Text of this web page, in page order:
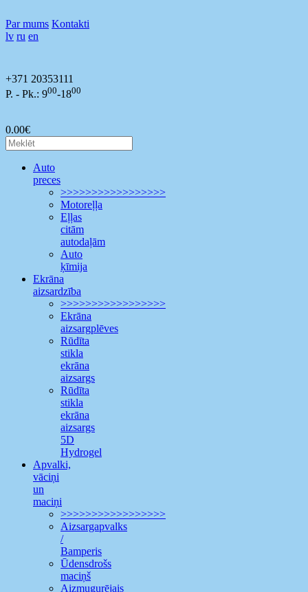
Par mums Kontakti
lv ru en
+371 20353111
P. - Pk.: 900-1800
0.00€
Auto
preces
>>>>>>>>>>>>>>>>>
Motoreļļa
Eļļas
citām
autodaļām
Auto
ķīmija
Ekrāna
aizsardzība
>>>>>>>>>>>>>>>>>
Ekrāna
aizsargplēves
Rūdīta
stikla
ekrāna
aizsargs
Rūdīta
stikla
ekrāna
aizsargs
5D
Hydrogel
Apvalki,
vāciņi
un
maciņi
>>>>>>>>>>>>>>>>>
Aizsargapvalks
/
Bamperis
Ūdensdrošs
maciņš
Aizmugurējais